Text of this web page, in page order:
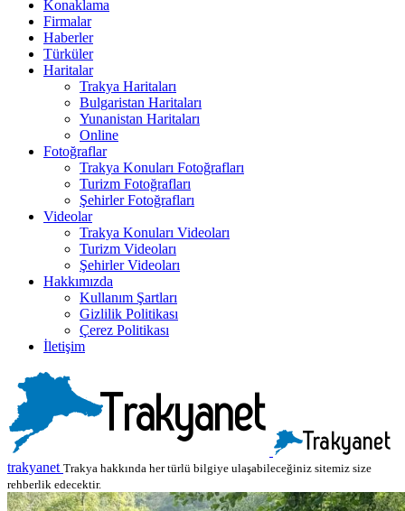
Konaklama
Firmalar
Haberler
Türküler
Haritalar
Trakya Haritaları
Bulgaristan Haritaları
Yunanistan Haritaları
Online
Fotoğraflar
Trakya Konuları Fotoğrafları
Turizm Fotoğrafları
Şehirler Fotoğrafları
Videolar
Trakya Konuları Videoları
Turizm Videoları
Şehirler Videoları
Hakkımızda
Kullanım Şartları
Gizlilik Politikası
Çerez Politikası
İletişim
trakyanet Trakya hakkında her türlü bilgiye ulaşabileceğiniz sitemiz size
rehberlik edecektir.